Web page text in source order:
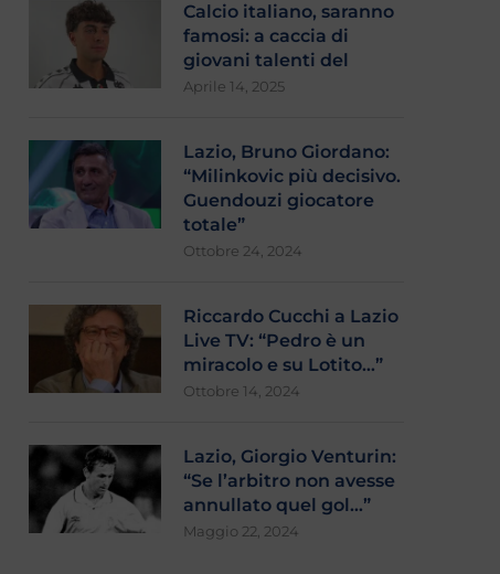
Calcio italiano, saranno
famosi: a caccia di
giovani talenti del
Aprile 14, 2025
Lazio, Bruno Giordano:
“Milinkovic più decisivo.
Guendouzi giocatore
totale”
Ottobre 24, 2024
Riccardo Cucchi a Lazio
Live TV: “Pedro è un
miracolo e su Lotito…”
Ottobre 14, 2024
Lazio, Giorgio Venturin:
“Se l’arbitro non avesse
annullato quel gol…”
Maggio 22, 2024